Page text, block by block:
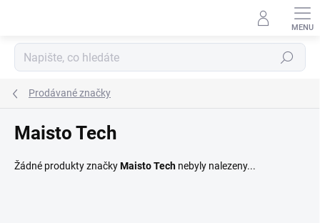
Hledat
Prodávané značky
Maisto Tech
Žádné produkty značkyMaisto Tech nebyly nalezeny...